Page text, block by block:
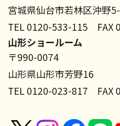
宮城県仙台市若林区沖野
TEL 0120-533-115 FAX
山形ショールーム
〒990-0074
山形県山形市芳野16
TEL 0120-023-817 FAX